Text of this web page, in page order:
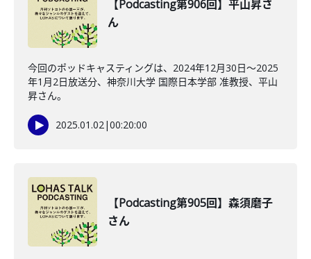
【Podcasting第906回】平山昇さ
ん
今回のポッドキャスティングは、2024年12月30日～2025
年1月2日放送分、神奈川大学 国際日本学部 准教授、平山
昇さん。
2025.01.02|00:20:00
【Podcasting第905回】森須磨子
さん